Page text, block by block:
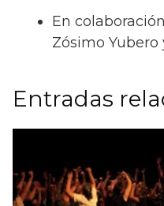
En
Zósimo Yubero
Entradas